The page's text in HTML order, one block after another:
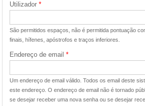
Utilizador *
São permitidos espaços, não é permitida pontuação
finais, hífenes, apóstrofos e traços inferiores.
Endereço de email *
Um endereço de email válido. Todos os email deste
este endereço. O endereço de email não é tornado
se desejar receber uma nova senha ou se desejar